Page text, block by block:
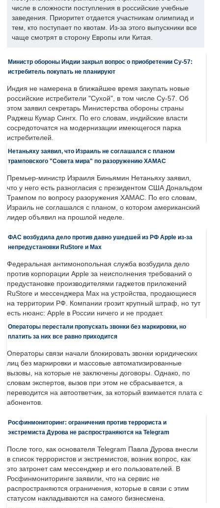
числе в сложности поступления в российские учебные
заведения. Приоритет отдается участникам олимпиад и
тем, кто поступает по квотам. Из-за этого выпускники все
чаще смотрят в сторону Европы или Китая.
Министр обороны Индии закрыл вопрос о приобретении Су-57:
истребитель покупать не планируют
Индия не намерена в ближайшее время закупать новые
российские истребители "Сухой", в том числе Су-57. Об
этом заявил секретарь Министерства обороны страны
Раджеш Кумар Сингх. По его словам, индийские власти
сосредоточатся на модернизации имеющегося парка
истребителей.
Нетаньяху заявил, что Израиль не соглашался с планом
трамповского "Совета мира" по разоружению ХАМАС
Премьер-министр Израиля Биньямин Нетаньяху заявил,
что у него есть разногласия с президентом США Дональдом
Трампом по вопросу разоружения ХАМАС. По его словам,
Израиль не соглашался с планом, о котором американский
лидер объявил на прошлой неделе.
ФАС возбудила дело против давно ушедшей из РФ Apple из-за
непредустановки RuStore и Max
Федеральная антимонопольная служба возбудила дело
против корпорации Apple за неисполнения требований о
предустановке производителями гаджетов приложений
RuStore и мессенджера Max на устройства, продающиеся
на территории РФ. Компании грозит крупный штраф, но тут
есть нюанс: Apple в России ничего и не продает.
Операторы перестали пропускать звонки без маркировки, но
платить за них все равно приходится
Операторы связи начали блокировать звонки юридических
лиц без маркировки и массовые автоматизированные
вызовы, на которые не заключены договоры. Однако, по
словам экспертов, вызов при этом не сбрасывается, а
переводится на автоответчик, за который взимается плата с
абонентов.
Росфинмониторинг: ограничения против террориста и
экстремиста Дурова не распространяются на Telegram
После того, как основателя Telegram Павла Дурова внесли
в список террористов и экстремистов, возник вопрос, как
это затронет сам мессенджер и его пользователей. В
Росфинмониторинге заявили, что на сервис не
распространяются ограничения, которые в связи с этим
статусом накладываются на самого бизнесмена.